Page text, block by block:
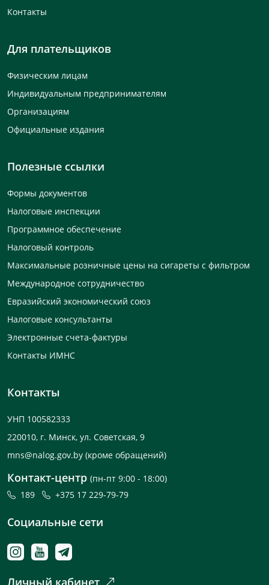
Контакты
Для плательщиков
Физическим лицам
Индивидуальным предпринимателям
Организациям
Официальные издания
Полезные ссылки
Формы документов
Налоговые инспекции
Программное обеспечение
Налоговый контроль
Максимальные розничные цены на сигареты с фильтром
Международное сотрудничество
Евразийский экономический союз
Налоговые консультанты
Электронные счета-фактуры
Контакты ИМНС
Контакты
УНП 100582333
220010, г. Минск, ул. Советская, 9
mns@nalog.gov.by (кроме обращений)
Контакт-центр (пн-пт 9:00 - 18:00)
189
+375 17 229-79-79
Социальные сети
Личный кабинет